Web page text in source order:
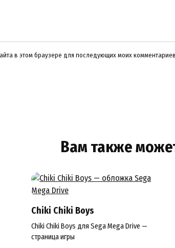
в этом браузере для последующих моих
Вам также
Chiki Chiki Boys
Chiki Chiki Boys для Sega Mega Drive —
страница игры